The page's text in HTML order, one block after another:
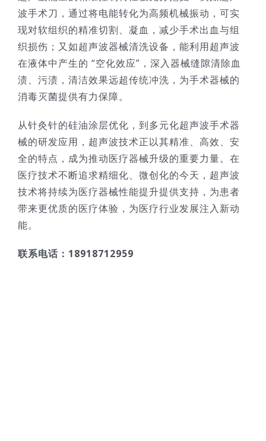
波手术刀，通过将电能转化为高频机械振动，可实
现对软组织的精准切割、凝血，减少手术出血与组
织损伤；又如超声波器械清洗设备，能利用超声波
在液体中产生的 “空化效应”，深入器械缝隙清除血
渍、污渍，清洁效果远超传统冲洗，为手术器械的
消毒灭菌提供有力保障。​
从针灸针的硅油涂层优化，到多元化超声波手术器
械的研发应用，超声波技术正以其精准、高效、安
全的特点，成为推动医疗器械升级的重要力量。在
医疗技术不断追求精细化、微创化的今天，超声波
技术将持续为医疗器械性能提升提供支持，为患者
带来更优质的医疗体验，为医疗行业发展注入新动
能。
联系电话：18918712959